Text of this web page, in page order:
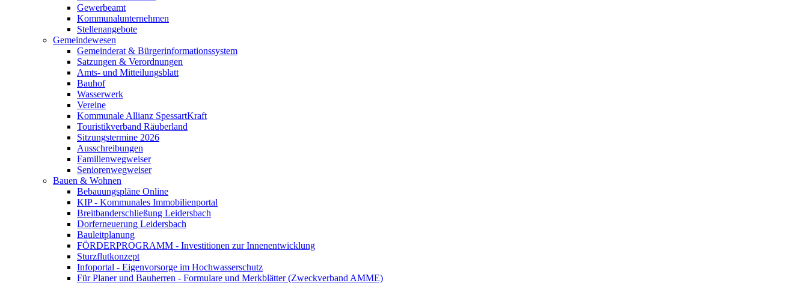
Gewerbeamt
Kommunalunternehmen
Stellenangebote
Gemeindewesen
Gemeinderat & Bürgerinformationssystem
Satzungen & Verordnungen
Amts- und Mitteilungsblatt
Bauhof
Wasserwerk
Vereine
Kommunale Allianz SpessartKraft
Touristikverband Räuberland
Sitzungstermine 2026
Ausschreibungen
Familienwegweiser
Seniorenwegweiser
Bauen & Wohnen
Bebauungspläne Online
KIP - Kommunales Immobilienportal
Breitbanderschließung Leidersbach
Dorferneuerung Leidersbach
Bauleitplanung
FÖRDERPROGRAMM - Investitionen zur Innenentwicklung
Sturzflutkonzept
Infoportal - Eigenvorsorge im Hochwasserschutz
Für Planer und Bauherren - Formulare und Merkblätter (Zweckverband AMME)